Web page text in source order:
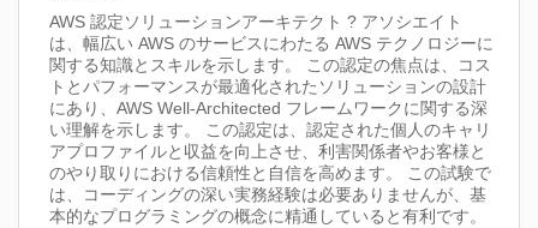
AWS 認定ソリューションアーキテクト ? アソシエイト
は、幅広い AWS のサービスにわたる AWS テクノロジーに
関する知識とスキルを示します。 この認定の焦点は、コス
トとパフォーマンスが最適化されたソリューションの設計
にあり、AWS Well-Architected フレームワークに関する深
い理解を示します。 この認定は、認定された個人のキャリ
アプロファイルと収益を向上させ、利害関係者やお客様と
のやり取りにおける信頼性と自信を高めます。 この試験で
は、コーディングの深い実務経験は必要ありませんが、基
本的なプログラミングの概念に精通していると有利です。